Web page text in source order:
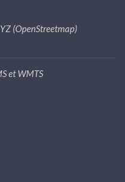
(OpenStreetmap)
et WMTS